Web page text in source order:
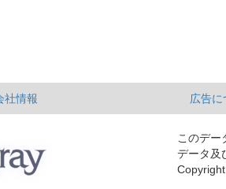
社情報 広告に
このデー
データ及